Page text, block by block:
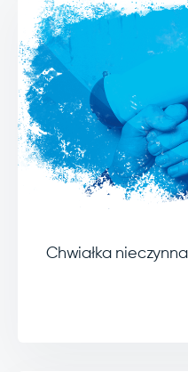
Chwiałka